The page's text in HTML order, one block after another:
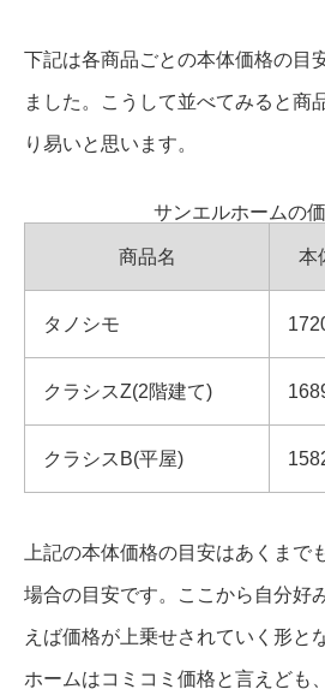
下記は各商品ごとの本体価格の目
ました。こうして並べてみると商
り易いと思います。
サンエルホームの
商品名 本
タノシモ
クラシスZ(2階建て)
クラシスB(平屋)
上記の本体価格の目安はあくまで
場合の目安です。ここから自分好
えば価格が上乗せされていく形と
ホームはコミコミ価格と言えども